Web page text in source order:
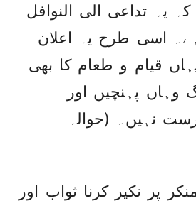
یہ تداعی الی النوافل
اسی طرح یہ اعلان
قیام و طعام کا بھی
وہاں پہنچیں اور
نہیں۔ (حوالہ
پر نکیر کرنا ثواب اور